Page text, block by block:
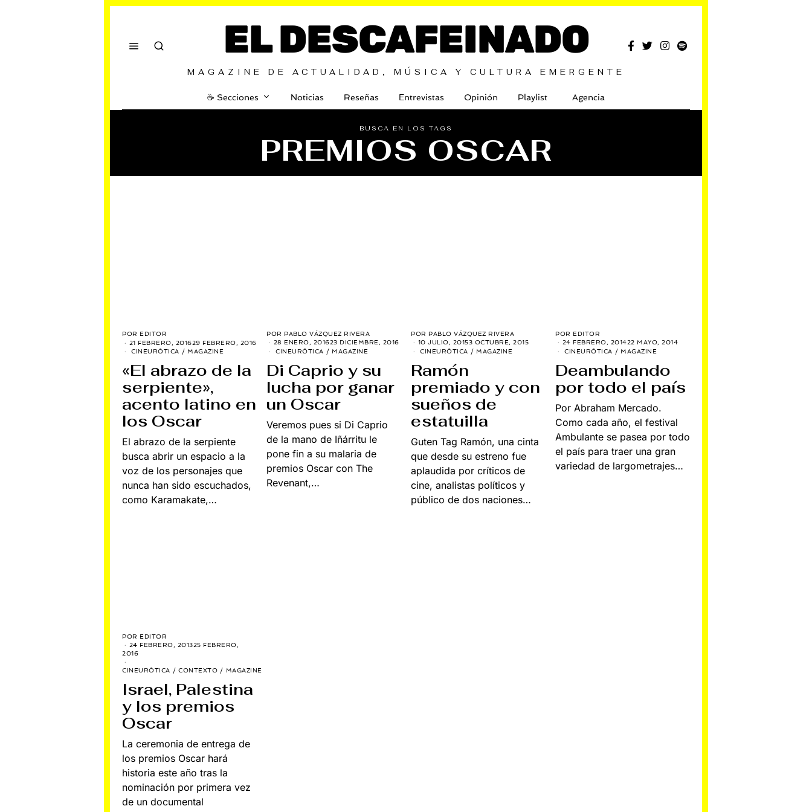
EL DESCAFEINADO
MAGAZINE DE ACTUALIDAD, MÚSICA Y CULTURA EMERGENTE
☕️ Secciones Noticias Reseñas Entrevistas Opinión Playlist Agencia
BUSCA EN LOS TAGS
PREMIOS OSCAR
POR EDITOR
21 FEBRERO, 201629 FEBRERO, 2016
CINEURÓTICA / MAGAZINE
«El abrazo de la
serpiente»,
acento latino en
los Oscar
El abrazo de la serpiente
busca abrir un espacio a la
voz de los personajes que
nunca han sido escuchados,
como Karamakate,…
POR PABLO VÁZQUEZ RIVERA
28 ENERO, 201623 DICIEMBRE, 2016
CINEURÓTICA / MAGAZINE
Di Caprio y su
lucha por ganar
un Oscar
Veremos pues si Di Caprio
de la mano de Iñárritu le
pone fin a su malaria de
premios Oscar con The
Revenant,…
POR PABLO VÁZQUEZ RIVERA
10 JULIO, 20153 OCTUBRE, 2015
CINEURÓTICA / MAGAZINE
Ramón
premiado y con
sueños de
estatuilla
Guten Tag Ramón, una cinta
que desde su estreno fue
aplaudida por críticos de
cine, analistas políticos y
público de dos naciones…
POR EDITOR
24 FEBRERO, 201422 MAYO, 2014
CINEURÓTICA / MAGAZINE
Deambulando
por todo el país
Por Abraham Mercado.
Como cada año, el festival
Ambulante se pasea por todo
el país para traer una gran
variedad de largometrajes…
POR EDITOR
24 FEBRERO, 201325 FEBRERO,
2016
CINEURÓTICA / CONTEXTO / MAGAZINE
Israel, Palestina
y los premios
Oscar
La ceremonia de entrega de
los premios Oscar hará
historia este año tras la
nominación por primera vez
de un documental